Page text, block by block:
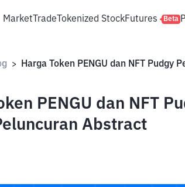
MarketTradeTokenized StockFutures Beta
>
PENGU dan NFT
Abstract